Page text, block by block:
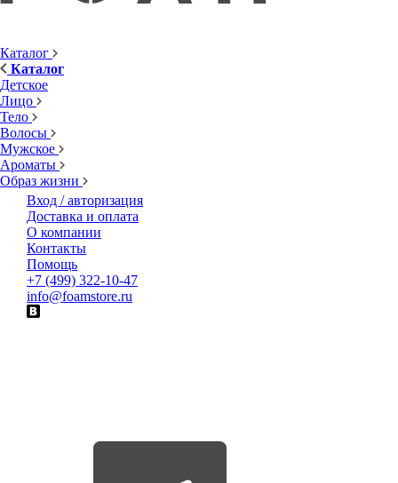
Каталог
Каталог
Детское
Лицо
Тело
Волосы
Мужское
Ароматы
Образ жизни
Вход / авторизация
Доставка и оплата
О компании
Контакты
Помощь
+7 (499) 322-10-47
info@foamstore.ru